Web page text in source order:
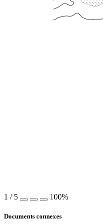
1 / 5 100%
Documents connexes